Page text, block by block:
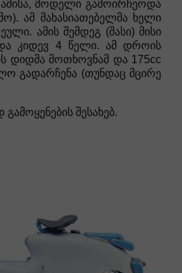
მოდელი გამოირჩეოდა
ამ მახასიათებელმა ხელი
ამის შემდეგ (შასი) მისი
კიდევ 4 წელი. ამ დროის
დიდმა მოთხოვნამ და 175cc
გადარჩენა (თუნდაც მცირე
შესახებ.